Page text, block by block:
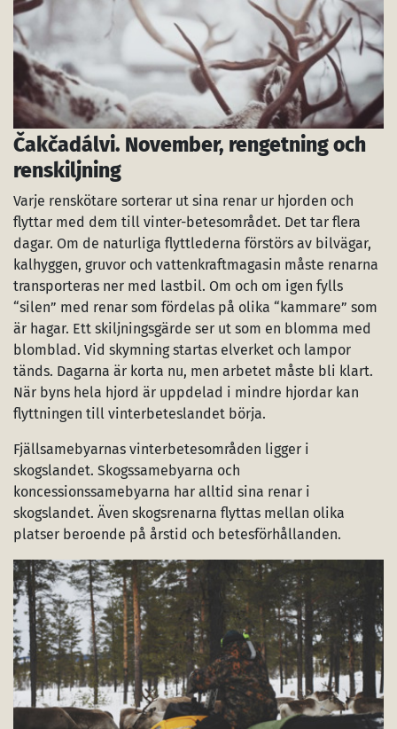
Čakčadálvi. November, rengetning och
renskiljning
Varje renskötare sorterar ut sina renar ur hjorden och
flyttar med dem till vinter-betesområdet. Det tar flera
dagar. Om de naturliga flyttlederna förstörs av bilvägar,
kalhyggen, gruvor och vattenkraftmagasin måste renarna
transporteras ner med lastbil. Om och om igen fylls
“silen” med renar som fördelas på olika “kammare” som
är hagar. Ett skiljningsgärde ser ut som en blomma med
blomblad. Vid skymning startas elverket och lampor
tänds. Dagarna är korta nu, men arbetet måste bli klart.
När byns hela hjord är uppdelad i mindre hjordar kan
flyttningen till vinterbeteslandet börja.
Fjällsamebyarnas vinterbetesområden ligger i
skogslandet. Skogssamebyarna och
koncessionssamebyarna har alltid sina renar i
skogslandet. Även skogsrenarna flyttas mellan olika
platser beroende på årstid och betesförhållanden.